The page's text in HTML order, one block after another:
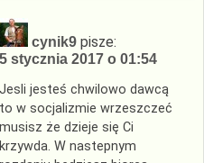
cynik9 pisze:
5 stycznia 2017 o 01:54
Jesli jesteś chwilowo dawcą
to w socjalizmie wrzeszczeć
musisz że dzieje się Ci
krzywda. W nastepnym